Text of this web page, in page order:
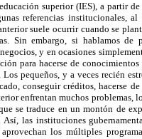
superior (IES), a partir
referencias institucionales, al
suele ocurrir cuando se
Sin embargo, si hablamos de
y en ocasiones
para hacerse de
pequeños, y a veces recién
conseguir créditos, hacerse
enfrentan muchos problemas,
se traduce en un montón de
las instituciones
los múltiples